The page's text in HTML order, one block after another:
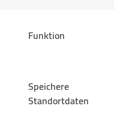
Funktion
Speichere
Standortdaten